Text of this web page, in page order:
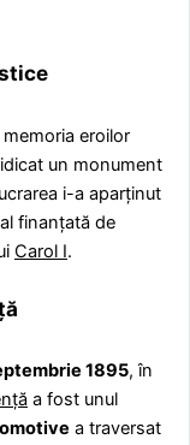
eroilor
un monument
i-a aparținut
finanțată de
Carol I.
1895, în
a fost unul
a traversat